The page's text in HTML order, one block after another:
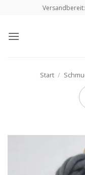
springen
Start /